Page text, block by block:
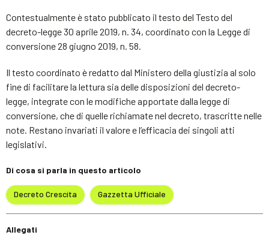
Contestualmente è stato pubblicato il testo del Testo del
decreto-legge 30 aprile 2019, n. 34, coordinato con la Legge di
conversione 28 giugno 2019, n. 58.
Il testo coordinato è redatto dal Ministero della giustizia al solo
fine di facilitare la lettura sia delle disposizioni del decreto-
legge, integrate con le modifiche apportate dalla legge di
conversione, che di quelle richiamate nel decreto, trascritte nelle
note. Restano invariati il valore e l’efficacia dei singoli atti
legislativi.
Di cosa si parla in questo articolo
Decreto Crescita Gazzetta Ufficiale
Allegati